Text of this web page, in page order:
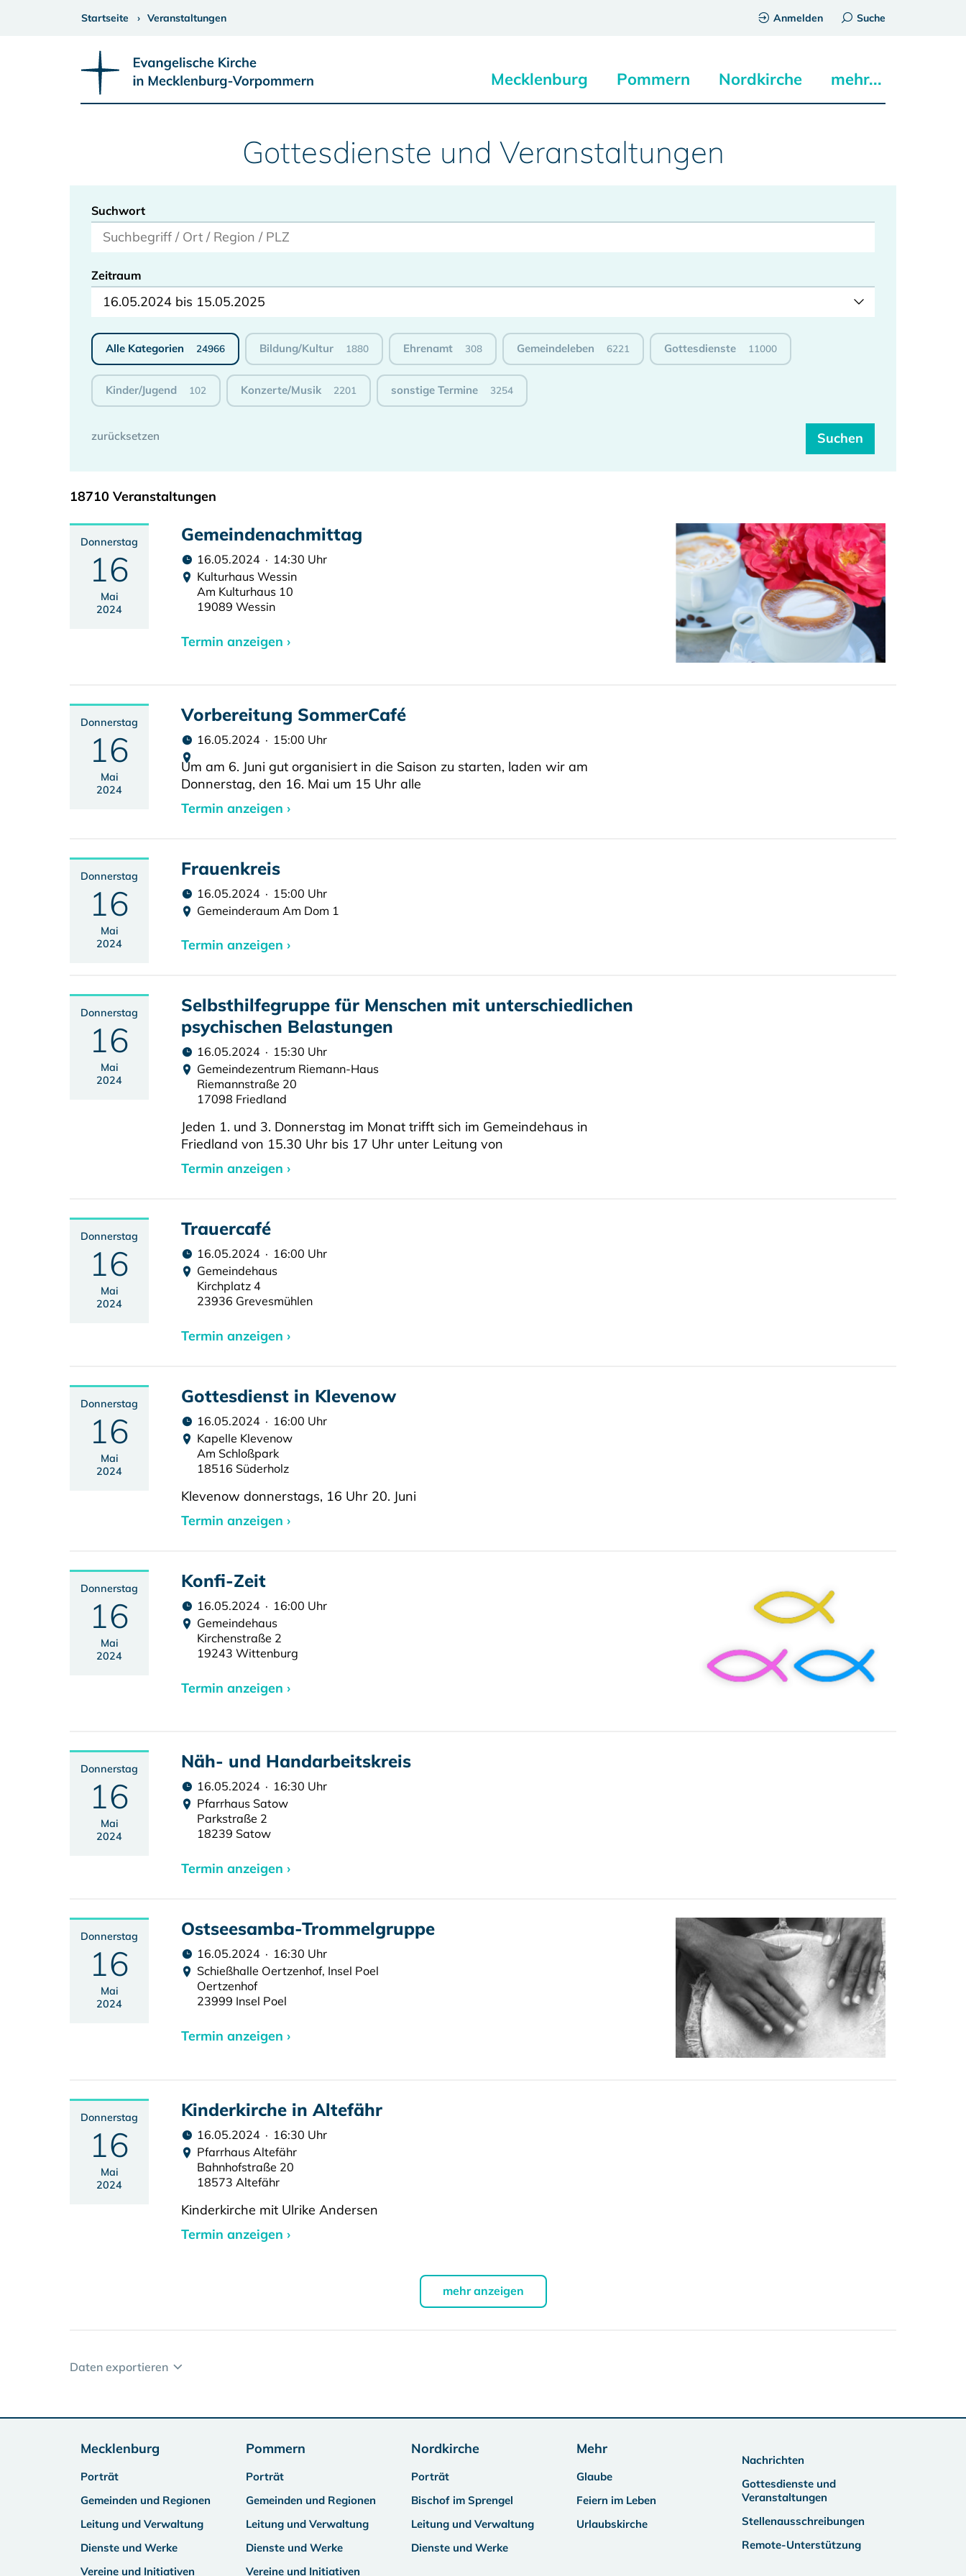
Startseite Veranstaltungen Anmelden Suche
Mecklenburg Pommern Nordkirche mehr...
Gottesdienste und Veranstaltungen
Suchwort
Zeitraum
16.05.2024 bis 15.05.2025
Alle Kategorien 24966 Bildung/Kultur 1880 Ehrenamt 308 Gemeindeleben 6221 Gottesdienste 11000
Kinder/Jugend 102 Konzerte/Musik 2201 sonstige Termine 3254
18710 Veranstaltungen
Donnerstag
16
Mai
2024
Gemeindenachmittag
16.05.2024 · 14:30 Uhr
Kulturhaus Wessin
Am Kulturhaus 10
19089 Wessin
Termin anzeigen ›
Donnerstag
16
Mai
2024
Vorbereitung SommerCafé
16.05.2024 · 15:00 Uhr
Um am 6. Juni gut organisiert in die Saison zu starten, laden wir am
Donnerstag, den 16. Mai um 15 Uhr alle
Termin anzeigen ›
Donnerstag
16
Mai
2024
Frauenkreis
16.05.2024 · 15:00 Uhr
Gemeinderaum Am Dom 1
Termin anzeigen ›
Donnerstag
16
Mai
2024
Selbsthilfegruppe für Menschen mit unterschiedlichen
psychischen Belastungen
16.05.2024 · 15:30 Uhr
Gemeindezentrum Riemann-Haus
Riemannstraße 20
17098 Friedland
Jeden 1. und 3. Donnerstag im Monat trifft sich im Gemeindehaus in
Friedland von 15.30 Uhr bis 17 Uhr unter Leitung von
Termin anzeigen ›
Donnerstag
16
Mai
2024
Trauercafé
16.05.2024 · 16:00 Uhr
Gemeindehaus
Kirchplatz 4
23936 Grevesmühlen
Termin anzeigen ›
Donnerstag
16
Mai
2024
Gottesdienst in Klevenow
16.05.2024 · 16:00 Uhr
Kapelle Klevenow
Am Schloßpark
18516 Süderholz
Klevenow donnerstags, 16 Uhr 20. Juni
Termin anzeigen ›
Donnerstag
16
Mai
2024
Konfi-Zeit
16.05.2024 · 16:00 Uhr
Gemeindehaus
Kirchenstraße 2
19243 Wittenburg
Termin anzeigen ›
Donnerstag
16
Mai
2024
Näh- und Handarbeitskreis
16.05.2024 · 16:30 Uhr
Pfarrhaus Satow
Parkstraße 2
18239 Satow
Termin anzeigen ›
Donnerstag
16
Mai
2024
Ostseesamba-Trommelgruppe
16.05.2024 · 16:30 Uhr
Schießhalle Oertzenhof, Insel Poel
Oertzenhof
23999 Insel Poel
Termin anzeigen ›
Donnerstag
16
Mai
2024
Kinderkirche in Altefähr
16.05.2024 · 16:30 Uhr
Pfarrhaus Altefähr
Bahnhofstraße 20
18573 Altefähr
Kinderkirche mit Ulrike Andersen
Termin anzeigen ›
mehr anzeigen
Daten exportieren
Mecklenburg
Porträt
Gemeinden und Regionen
Leitung und Verwaltung
Dienste und Werke
Vereine und Initiativen
Pommern
Porträt
Gemeinden und Regionen
Leitung und Verwaltung
Dienste und Werke
Vereine und Initiativen
Nordkirche
Porträt
Bischof im Sprengel
Leitung und Verwaltung
Dienste und Werke
Mehr
Glaube
Feiern im Leben
Urlaubskirche
Nachrichten
Gottesdienste und
Veranstaltungen
Stellenausschreibungen
Remote-Unterstützung